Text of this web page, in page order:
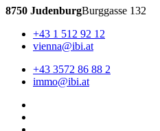
8750 JudenburgBurggasse 132
+43 1 512 92 12
vienna@ibi.at
+43 3572 86 88 2
immo@ibi.at